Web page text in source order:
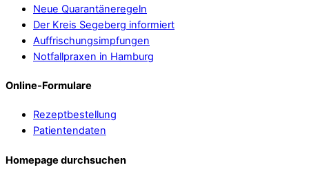
Neue Quarantäneregeln
Der Kreis Segeberg informiert
Auffrischungsimpfungen
Notfallpraxen in Hamburg
Online-Formulare
Rezeptbestellung
Patientendaten
Homepage durchsuchen